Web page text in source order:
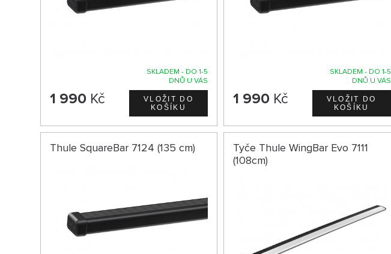
SKLADEM - DO 1-5
DNŮ U VÁS
1 990 Kč
SKLADEM - DO 1-5
DNŮ U VÁS
1 990 Kč
Thule SquareBar 7124 (135 cm)
Tyče Thule WingBar Evo 7111
(108cm)